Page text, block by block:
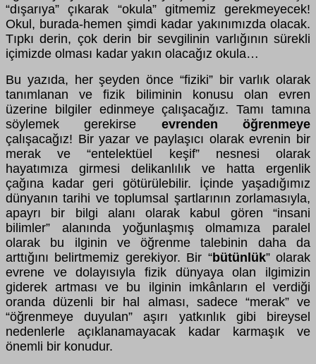
“dışarıya” çıkarak “okula” gitmemiz gerekmeyecek!
Okul, burada-hemen şimdi kadar yakınımızda olacak.
Tıpkı derin, çok derin bir sevgilinin varlığının sürekli
içimizde olması kadar yakın olacağız okula…
Bu yazıda, her şeyden önce “fiziki” bir varlık olarak
tanımlanan ve fizik biliminin konusu olan evren
üzerine bilgiler edinmeye çalışacağız. Tamı tamına
söylemek gerekirse evrenden öğrenmeye
çalışacağız! Bir yazar ve paylaşıcı olarak evrenin bir
merak ve “entelektüel keşif” nesnesi olarak
hayatımıza girmesi delikanlılık ve hatta ergenlik
çağına kadar geri götürülebilir. İçinde yaşadığımız
dünyanın tarihi ve toplumsal şartlarının zorlamasıyla,
apayrı bir bilgi alanı olarak kabul gören “insani
bilimler” alanında yoğunlaşmış olmamıza paralel
olarak bu ilginin ve öğrenme talebinin daha da
arttığını belirtmemiz gerekiyor. Bir “bütünlük” olarak
evrene ve dolayısıyla fizik dünyaya olan ilgimizin
giderek artması ve bu ilginin imkânların el verdiği
oranda düzenli bir hal alması, sadece “merak” ve
“öğrenmeye duyulan” aşırı yatkınlık gibi bireysel
nedenlerle açıklanamayacak kadar karmaşık ve
önemli bir konudur.